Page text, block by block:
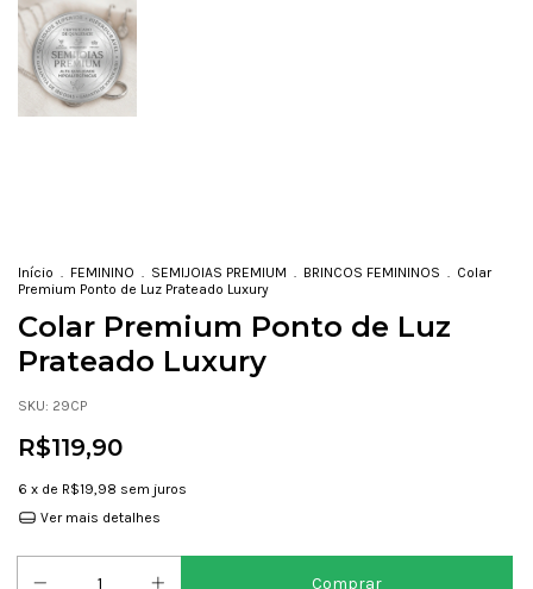
Início . FEMININO . SEMIJOIAS PREMIUM . BRINCOS FEMININOS . Colar
Premium Ponto de Luz Prateado Luxury
Colar Premium Ponto de Luz
Prateado Luxury
SKU: 29CP
R$119,90
6 x de R$19,98 sem juros
Ver mais detalhes